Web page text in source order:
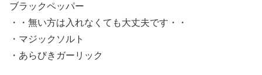
ブラックペッパー
・・無い方は入れなくても大丈夫です・・
・マジックソルト
・あらびきガーリック